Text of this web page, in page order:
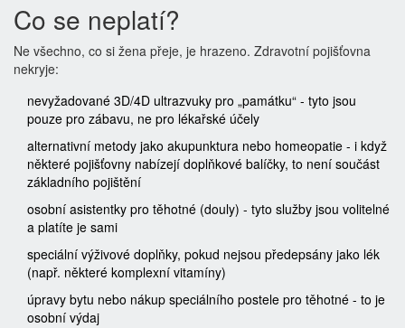
Co se neplatí?
Ne všechno, co si žena přeje, je hrazeno. Zdravotní pojišťovna
nekryje:
nevyžadované 3D/4D ultrazvuky pro „památku“ - tyto jsou
pouze pro zábavu, ne pro lékařské účely
alternativní metody jako akupunktura nebo homeopatie - i když
některé pojišťovny nabízejí doplňkové balíčky, to není součást
základního pojištění
osobní asistentky pro těhotné (douly) - tyto služby jsou volitelné
a platíte je sami
speciální výživové doplňky, pokud nejsou předepsány jako lék
(např. některé komplexní vitamíny)
úpravy bytu nebo nákup speciálního postele pro těhotné - to je
osobní výdaj